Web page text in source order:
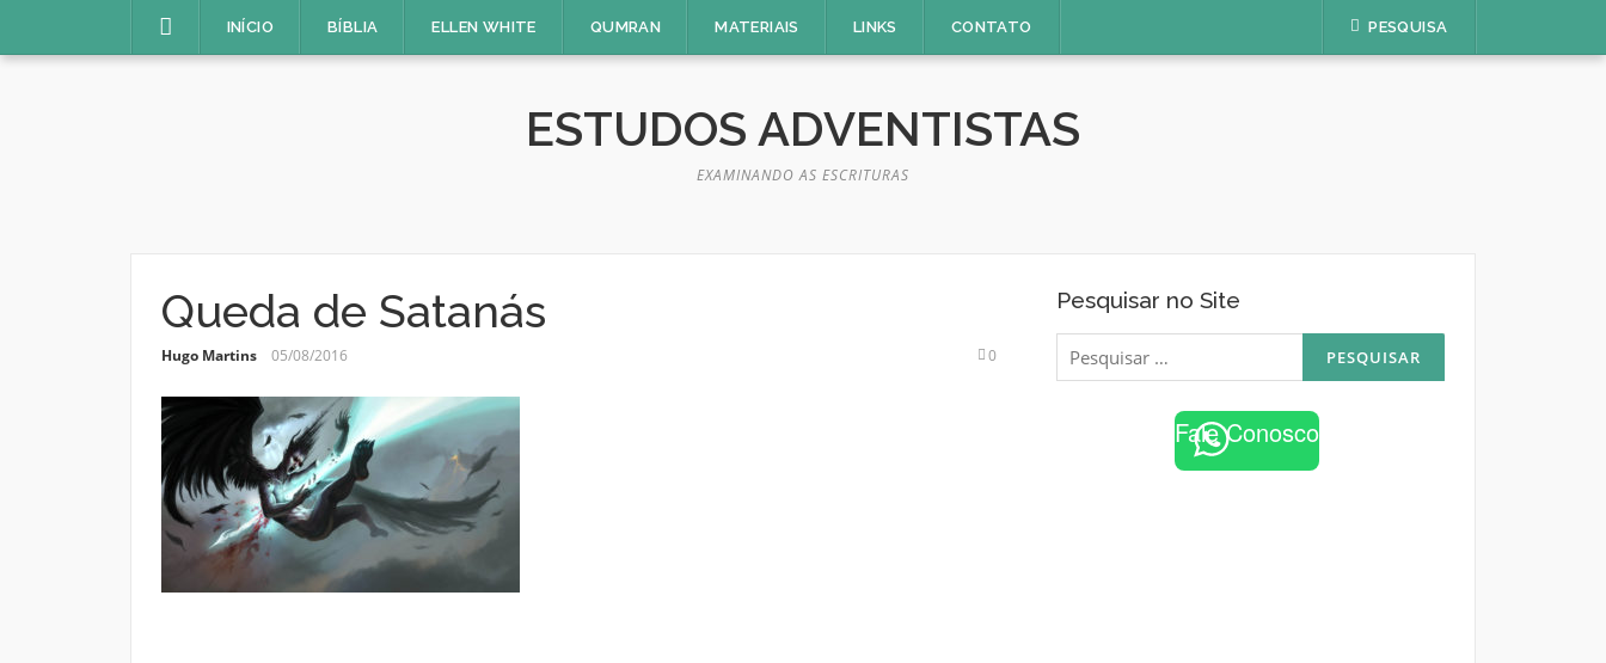
INÍCIO BÍBLIA ELLEN WHITE QUMRAN MATERIAIS LINKS CONTATO PESQUISA
ESTUDOS ADVENTISTAS
EXAMINANDO AS ESCRITURAS
Queda de Satanás
Hugo Martins 05/08/2016 0
Pesquisar no Site
Pesquisar
por:
Fale Conosco